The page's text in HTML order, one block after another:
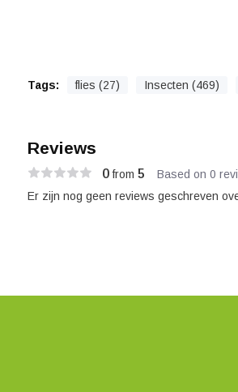
Tags: flies (27) Insecten (469)
Reviews
0from 5 Based on 0
Er zijn nog geen reviews geschreven